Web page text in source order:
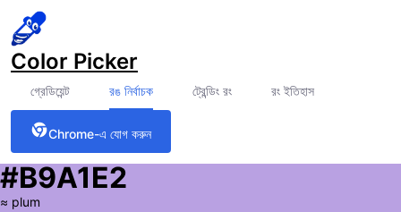
Color Picker
গ্রেডিয়েন্ট রঙ নির্বাচক ট্রেন্ডিং রং রং ইতিহাস
Chrome-এ যোগ করুন
#B9A1E2
≈ plum